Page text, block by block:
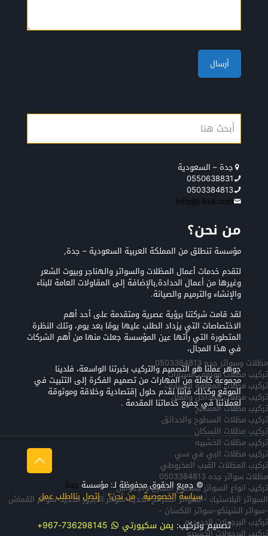
جدة – السعودية
0550638831
0503384813
info@j-ksa.com
من نحن؟
مؤسسة تنطلق من المملكة العربية السعودية – جدة,
لتقدم خدمات أعمال المظلات والسواتر والهناجر وبيوت الشعر
وغيرها من أعمال الحدادة,بالإضافة إلى المقاولات العامة للبناء
والإنشاء والترميم والصيانة.
لقد قامت شركتنا برؤية عصرية ومتقدمة على أحد أهم
الاختصاصات التي يزداد الطلب عليها يومًا بعد يوم، وتلك النظرة
المتطورة التي رأتها عين المؤسسة جعلت منها من أهم الشركات
في هذا المجال،
جوهر عملنا هو التصميم والتركيب بخبرتنا الواسعة، فلدينا
مجموعة كاملة من المهارات من تصميم الفكرة إلى التثبيت في
الموقع وكذلك فأننا نقدم حلول إقتصادية وخلاقة وموثوقة
لعملائنا في جميع خدماتنا المقدمة .
© جميع الحقوق محفوظة لـ: مؤسسة جدة
اطلب عملإتصل بنا من نحن؟ سياسة الخصوصية
تصميم وتركيب: يمن سكيورتي
مظلات وسواتر جده 0503384813
تركيب مظلات مواقف السيارات
تركيب مظلات المعلقه للسيارات
تركيب مظلات المداخل والفلل
تركيب مظلات المسابح
تركيب مظلات السطوح والحدائق
تركيب مظلات اللسكان
تركيب مظلات الخشبيه
تركيب مظلات البي في سي
تركيب المظلات القبب المخروطي
مظلات سواتر جده 0503384813
تركيب انواع السواتر لسطوح المنازل والاحواش
السواتر البلاستيك -السواتر الشرائح الحديد-سواتر الابجور الحديد-سواتر القماش
-سواتر الشينكو-سواتر اللكسان -
تركيب البرجولات الحديديه